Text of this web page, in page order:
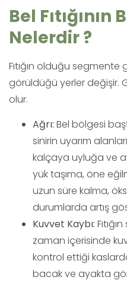
Bel
Nelerdir ?
Fıtığın olduğu
görüldüğü yerler değişir.
olur.
Ağrı: Bel bölgesi
sinirin uyarım
kalçaya uyluğa ve
yük taşıma, öne
uzun süre kalma,
durumlarda artış
Kuvvet Kaybı:
zaman içerisinde
kontrol ettiği
bacak ve ayakta